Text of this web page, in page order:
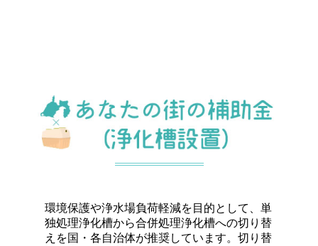
環境保護や浄水場負荷軽減を目的として、単
独処理浄化槽から合併処理浄化槽への切り替
えを国・各自治体が推奨しています。切り替